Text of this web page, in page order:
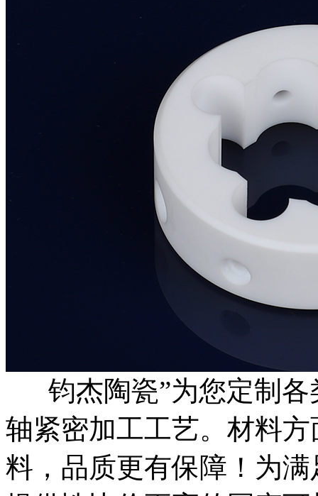
钧杰陶瓷”为您定制各
轴紧密加工工艺。材料
料，品质更有保障！为